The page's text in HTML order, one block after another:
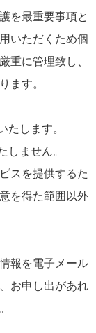
を最重要事項と
いただくため個
重に管理致し、
ます。
たします。
しません。
スを提供するた
を得た範囲以外
報を電子メール
お申し出があれ